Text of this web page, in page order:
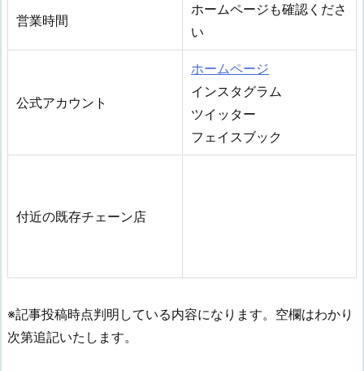
営業時間
ホームページも確認くださ
い
公式アカウント
ホームページ
インスタグラム
ツイッター
フェイスブック
付近の既存チェーン店
※記事投稿時点判明している内容になります。空欄はわかり
次第追記いたします。